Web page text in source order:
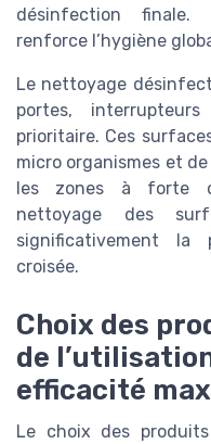
désinfection finale.
renforce l’hygiène
Le nettoyage
portes,
prioritaire. Ces
micro organismes et
les zones à forte
nettoyage des
significativement la
croisée.
Choix des
de
efficacité
Le choix des